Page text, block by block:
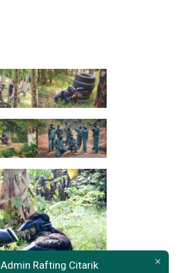
Admin Rafting Citarik